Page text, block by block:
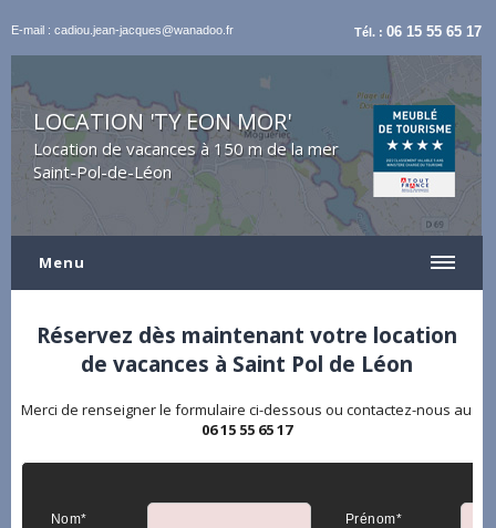
E-mail : cadiou.jean-jacques@wanadoo.fr Tél. :06 15 55 65 17
LOCATION 'TY EON MOR'
Location de vacances à 150 m de la mer
Saint-Pol-de-Léon
Menu
Réservez dès maintenant votre location
de vacances à Saint Pol de Léon
Merci de renseigner le formulaire ci-dessous ou contactez-nous au
06 15 55 65 17
Nom* Prénom*